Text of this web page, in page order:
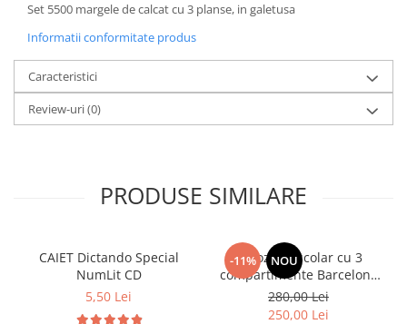
Set 5500 margele de calcat cu 3 planse, in galetusa
Informatii conformitate produs
Caracteristici
Review-uri(0)
PRODUSE SIMILARE
CAIET Dictando Special
NumLit CD
5,50 Lei
-11% NOU
Ghiozdan școlar cu 3
compartimente Barcelona
AB340 Astrabag
albastru/rosu
280,00 Lei
250,00 Lei